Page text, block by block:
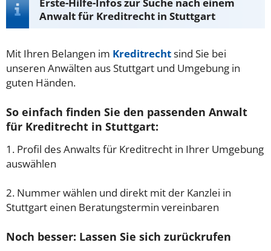
Anwalt für Kreditrecht in Stuttgart
Mit Ihren Belangen im Kreditrechtsind Sie bei
unseren Anwälten aus Stuttgart und Umgebung in
guten Händen.
So einfach finden Sie den passenden Anwalt
für Kreditrecht in Stuttgart:
1. Profil des Anwalts für Kreditrecht in Ihrer Umgebung
auswählen
2. Nummer wählen und direkt mit der Kanzlei in
Stuttgart einen Beratungstermin vereinbaren
Noch besser: Lassen Sie sich zurückrufen